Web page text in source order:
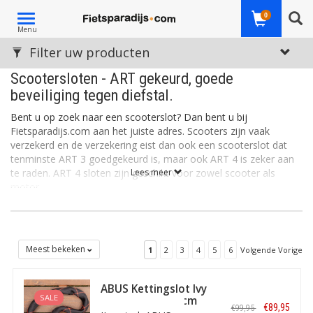
Toggle
navigation
Menu
0
Scootersloten - ART gekeurd, goede
beveiliging tegen diefstal.
Bent u op zoek naar een scooterslot? Dan bent u bij
Fietsparadijs.com aan het juiste adres. Scooters zijn vaak
verzekerd en de verzekering eist dan ook een scooterslot dat
tenminste ART 3 goedgekeurd is, maar ook ART 4 is zeker aan
te raden. ART 4 sloten zijn geschikt voor zowel scooter als
Op Fietsparadijs.com vindt u een groot assortiment aan
verkocht voor de beveiliging van scooters.
Naar Motor en Scooter
Lees meer
Filter uw producten
Meest bekeken 1 2 3 4 5 6 Volgende Vorige
SALE
ABUS Kettingslot Ivy
Chain 9210 110 cm
€99,95 €89,95